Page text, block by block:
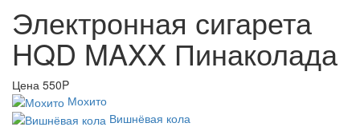
Электронная сигарета
HQD MAXX Пинаколада
Цена 550P
Мохито
Вишнёвая кола